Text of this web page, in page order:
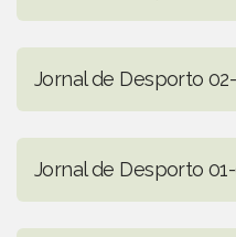
Jornal de Desporto
Jornal de Desporto